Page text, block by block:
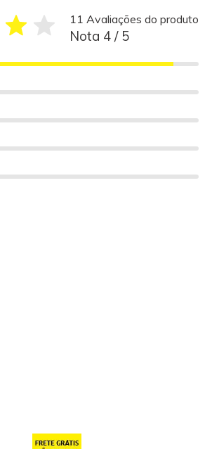
11 Avaliações do produto
Nota 4 / 5